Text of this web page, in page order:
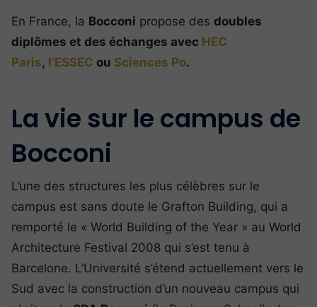
En France, la Bocconi propose des doubles
diplômes et des échanges avec HEC
Paris, l’ESSEC ou Sciences Po.
La vie sur le campus de
Bocconi
L’une des structures les plus célèbres sur le
campus est sans doute le Grafton Building, qui a
remporté le « World Building of the Year » au World
Architecture Festival 2008 qui s’est tenu à
Barcelone. L’Université s’étend actuellement vers le
Sud avec la construction d’un nouveau campus qui